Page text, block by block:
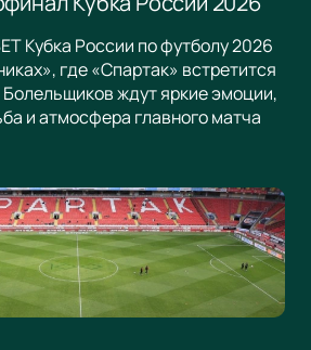
Кубка России по футболу 2026
где «Спартак» встретится
ждут яркие эмоции,
и атмосфера главного матча